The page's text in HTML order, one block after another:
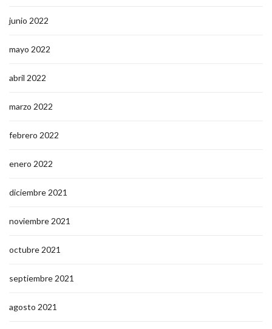
junio 2022
mayo 2022
abril 2022
marzo 2022
febrero 2022
enero 2022
diciembre 2021
noviembre 2021
octubre 2021
septiembre 2021
agosto 2021